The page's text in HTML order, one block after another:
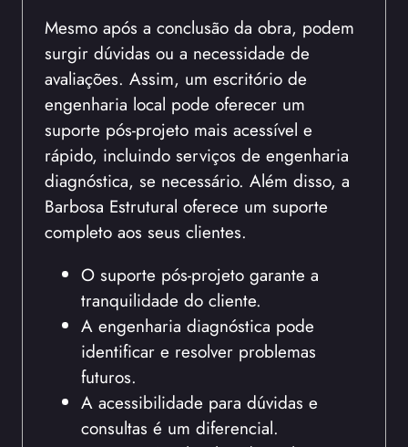
Mesmo após a conclusão da obra, podem
surgir dúvidas ou a necessidade de
avaliações. Assim, um escritório de
engenharia local pode oferecer um
suporte pós-projeto mais acessível e
rápido, incluindo serviços de engenharia
diagnóstica, se necessário. Além disso, a
Barbosa Estrutural oferece um suporte
completo aos seus clientes.
O suporte pós-projeto garante a
tranquilidade do cliente.
A engenharia diagnóstica pode
identificar e resolver problemas
futuros.
A acessibilidade para dúvidas e
consultas é um diferencial.